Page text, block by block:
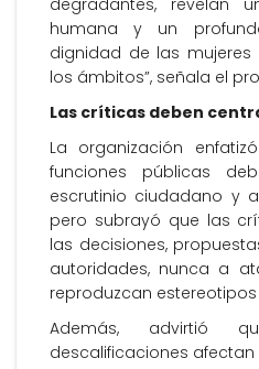
degradantes, revelan
humana y un
dignidad de las
los ámbitos”, señala el
Las críticas deben
La organización
funciones públicas
escrutinio ciudadano y
pero subrayó que las
las decisiones,
autoridades, nunca a
reproduzcan
Además, advirtió
descalificaciones